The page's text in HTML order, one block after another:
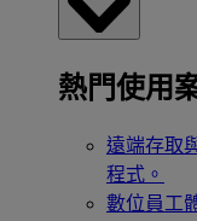
熱門使用
遠端存取
程式。
數位員工